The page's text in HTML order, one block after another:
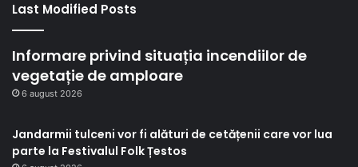
Last Modified Posts
Informare privind situația incendiilor de
vegetație de amploare
6 august 2026
Jandarmii tulceni vor fi alături de cetățenii care vor lua
parte la Festivalul Folk Țestos